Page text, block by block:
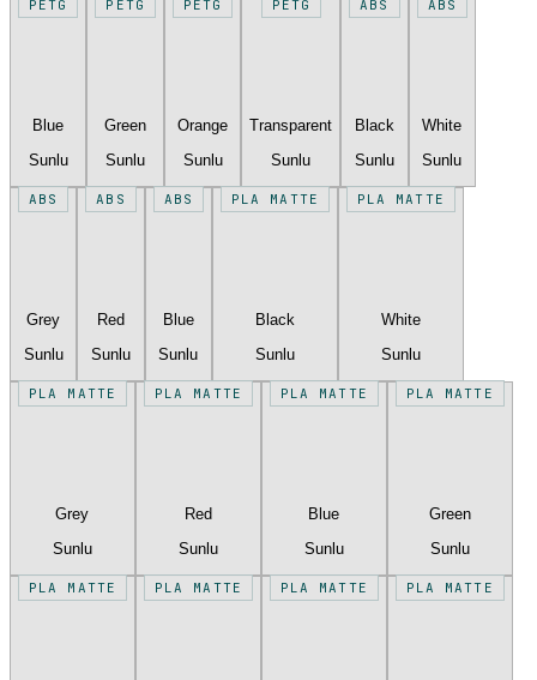
PETG
Blue
Sunlu
PETG
Green
Sunlu
PETG
Orange
Sunlu
PETG
Transparent
Sunlu
ABS
Black
Sunlu
ABS
White
Sunlu
ABS
Grey
Sunlu
ABS
Red
Sunlu
ABS
Blue
Sunlu
PLA MATTE
Black
Sunlu
PLA MATTE
White
Sunlu
PLA MATTE
Grey
Sunlu
PLA MATTE
Red
Sunlu
PLA MATTE
Blue
Sunlu
PLA MATTE
Green
Sunlu
PLA MATTE PLA MATTE PLA MATTE PLA MATTE